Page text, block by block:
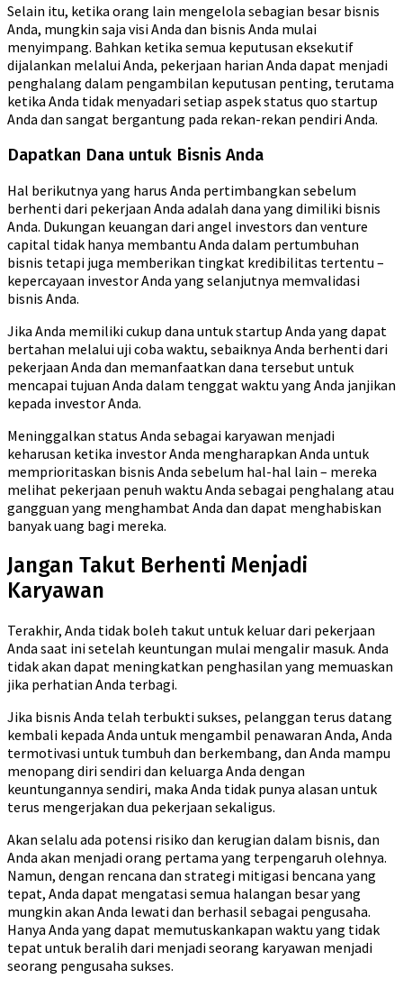
Selain itu, ketika orang lain mengelola sebagian besar bisnis
Anda, mungkin saja visi Anda dan bisnis Anda mulai
menyimpang. Bahkan ketika semua keputusan eksekutif
dijalankan melalui Anda, pekerjaan harian Anda dapat menjadi
penghalang dalam pengambilan keputusan penting, terutama
ketika Anda tidak menyadari setiap aspek status quo startup
Anda dan sangat bergantung pada rekan-rekan pendiri Anda.
Dapatkan Dana untuk Bisnis Anda
Hal berikutnya yang harus Anda pertimbangkan sebelum
berhenti dari pekerjaan Anda adalah dana yang dimiliki bisnis
Anda. Dukungan keuangan dari angel investors dan venture
capital tidak hanya membantu Anda dalam pertumbuhan
bisnis tetapi juga memberikan tingkat kredibilitas tertentu –
kepercayaan investor Anda yang selanjutnya memvalidasi
bisnis Anda.
Jika Anda memiliki cukup dana untuk startup Anda yang dapat
bertahan melalui uji coba waktu, sebaiknya Anda berhenti dari
pekerjaan Anda dan memanfaatkan dana tersebut untuk
mencapai tujuan Anda dalam tenggat waktu yang Anda janjikan
kepada investor Anda.
Meninggalkan status Anda sebagai karyawan menjadi
keharusan ketika investor Anda mengharapkan Anda untuk
memprioritaskan bisnis Anda sebelum hal-hal lain – mereka
melihat pekerjaan penuh waktu Anda sebagai penghalang atau
gangguan yang menghambat Anda dan dapat menghabiskan
banyak uang bagi mereka.
Jangan Takut Berhenti Menjadi
Karyawan
Terakhir, Anda tidak boleh takut untuk keluar dari pekerjaan
Anda saat ini setelah keuntungan mulai mengalir masuk. Anda
tidak akan dapat meningkatkan penghasilan yang memuaskan
jika perhatian Anda terbagi.
Jika bisnis Anda telah terbukti sukses, pelanggan terus datang
kembali kepada Anda untuk mengambil penawaran Anda, Anda
termotivasi untuk tumbuh dan berkembang, dan Anda mampu
menopang diri sendiri dan keluarga Anda dengan
keuntungannya sendiri, maka Anda tidak punya alasan untuk
terus mengerjakan dua pekerjaan sekaligus.
Akan selalu ada potensi risiko dan kerugian dalam bisnis, dan
Anda akan menjadi orang pertama yang terpengaruh olehnya.
Namun, dengan rencana dan strategi mitigasi bencana yang
tepat, Anda dapat mengatasi semua halangan besar yang
mungkin akan Anda lewati dan berhasil sebagai pengusaha.
Hanya Anda yang dapat memutuskankapan waktu yang tidak
tepat untuk beralih dari menjadi seorang karyawan menjadi
seorang pengusaha sukses.